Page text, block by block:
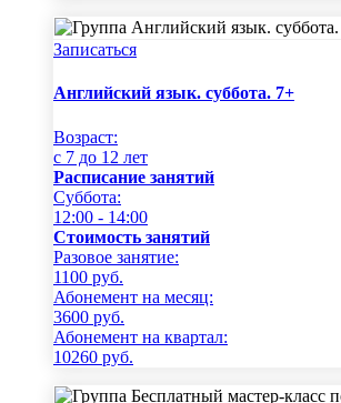
Записаться
Английский язык. суббота. 7+
Возраст:
c 7 до 12 лет
Расписание занятий
Суббота:
12:00 - 14:00
Стоимость занятий
Разовое занятие:
1100 руб.
Абонемент на месяц:
3600 руб.
Абонемент на квартал:
10260 руб.